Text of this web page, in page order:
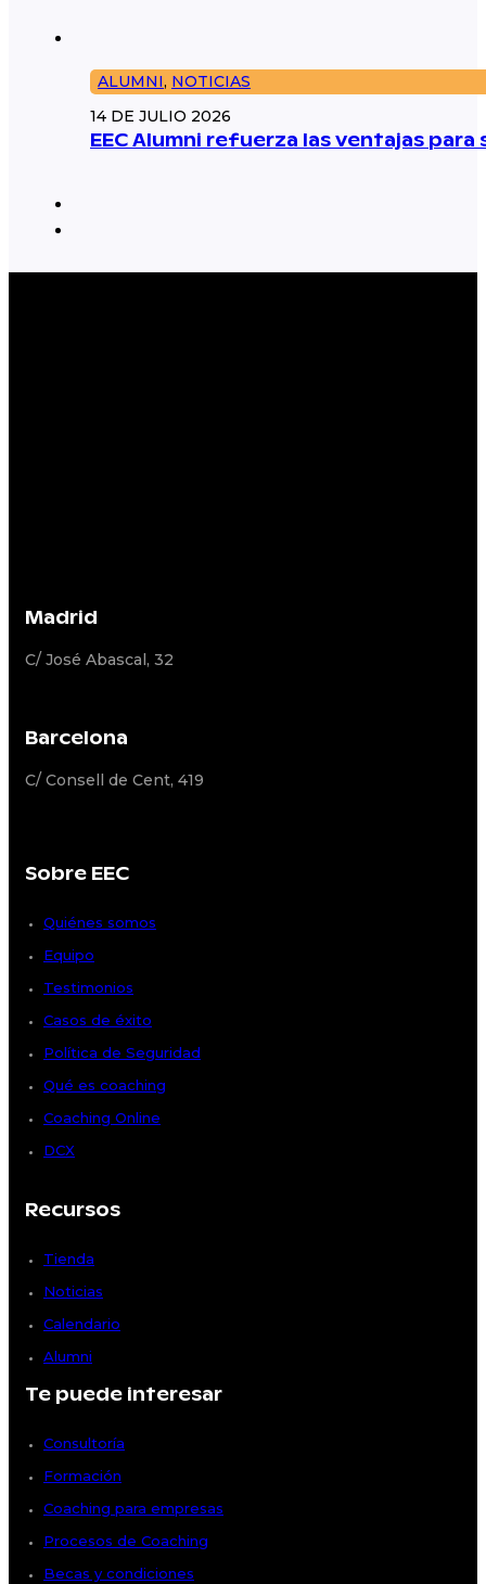
ALUMNI, NOTICIAS
14 DE JULIO 2026
EEC Alumni refuerza las ventajas
Madrid
C/ José Abascal, 32
Barcelona
C/ Consell de Cent, 419
Sobre EEC
Quiénes somos
Equipo
Testimonios
Casos de éxito
Política de Seguridad
Qué es coaching
Coaching Online
DCX
Recursos
Tienda
Noticias
Calendario
Alumni
Te puede interesar
Consultoría
Formación
Coaching para empresas
Procesos de Coaching
Becas y condiciones